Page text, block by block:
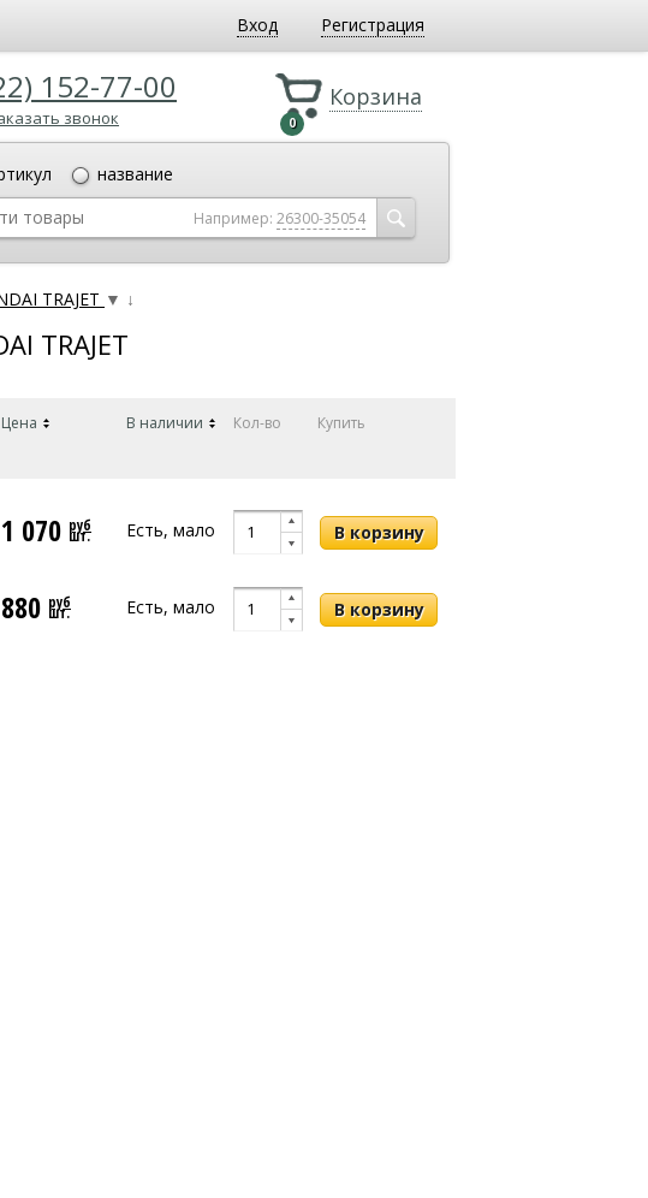
Вход Регистрация
Корзина
0
152-77-00
звонок
название
Например: 26300-35054
TRAJET ▼ ↓
TRAJET
Цена В наличии Кол-во Купить
1 070 руб
шт. Есть, мало
880 руб
шт. Есть, мало